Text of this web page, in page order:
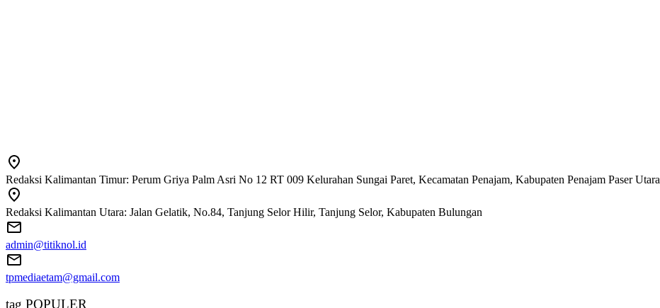
Redaksi Kalimantan Timur: Perum Griya Palm Asri No 12 RT 009 Kelurahan Sungai Paret, Kecamatan Penajam, Kabupaten Penajam Paser Utara
Redaksi Kalimantan Utara: Jalan Gelatik, No.84, Tanjung Selor Hilir, Tanjung Selor, Kabupaten Bulungan
admin@titiknol.id
tpmediaetam@gmail.com
tag POPULER